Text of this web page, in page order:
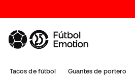
Tacos de fútbol Guantes de portero